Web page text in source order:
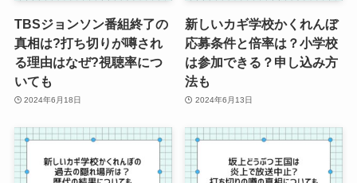
TBSジョンソン番組終了の
真相は?打ち切りが噂され
る理由はなぜ?視聴率につ
いても
2024年6月18日
新しいカギ学校かくれんぼ
応募条件と倍率は？小学校
は参加できる？申し込み方
法も
2024年6月13日